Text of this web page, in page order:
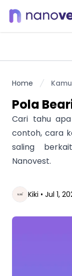
Home
Pola
Cari tahu apa
contoh, cara
saling
Nanovest.
Kiki • Jul 1,